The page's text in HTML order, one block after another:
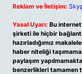
Reklam ve İletişim:
Yasal Uyarı: Bu
şirketi ile hiçbir
hazırladığımız
haber niteliği
paylaşım
benzerlikleri tamamen